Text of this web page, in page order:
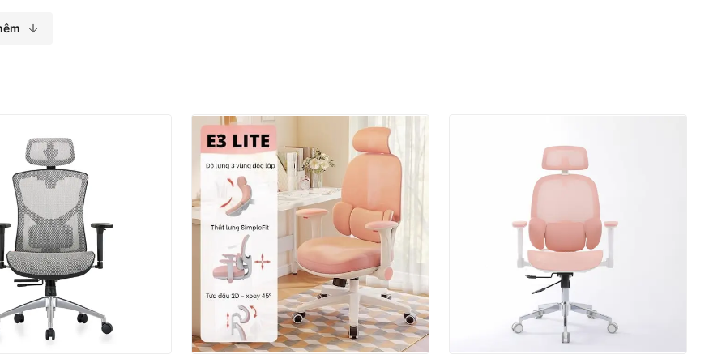
sống của bạn
cho văn phòng nên từ màu sắc cho đến hình
cho người dùng khi trải nghiệm. Với chiếc ghế
bị sai lệch hay chứng đau lưng, cổ khi làm việc
năng lưu thông không khí dễ dàng, giúp ngăn
dễ dàng làm sạch khi cần. Đây một chất liệu đặc
dùng khi ngồi trong thời gian dài cũng vẫn cảm